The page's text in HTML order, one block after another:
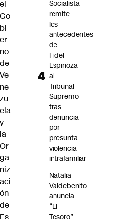
el
Go
bi
er
no
de
Ve
ne
zu
ela
y
la
Or
ga
niz
aci
ón
de
Es
Socialista
remite
los
antecedentes
de
Fidel
Espinoza
al
Tribunal
Supremo
tras
denuncia
por
presunta
violencia
intrafamiliar
Natalia
Valdebenito
anuncia
“El
Tesoro”